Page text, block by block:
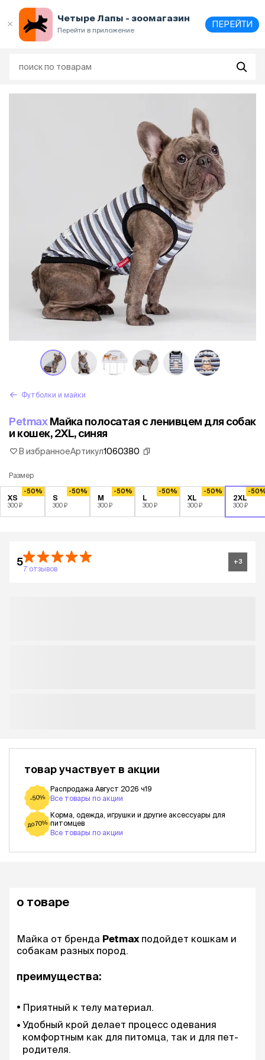
Четыре Лапы - зоомагазин
Перейти в приложение
ПЕРЕЙТИ
Футболки и майки
PetmaxМайка полосатая с ленивцем для собак
и кошек, 2XL, синяя
В избранноеАртикул1060380
Размер
XS
300 ₽
-50%
S
300 ₽
-50%
M
300 ₽
-50%
L
300 ₽
-50%
XL
300 ₽
-50%
2XL
300 ₽
-
5
7 отзывов
+3
товар участвует в акции
-50%
Распродажа Август 2026 ч19
Все товары по акции
до 70%
Корма, одежда, игрушки и другие аксессуары для
питомцев
Все товары по акции
о товаре
Майка от бренда Petmax подойдет кошкам и
собакам разных пород.
преимущества:
Приятный к телу материал.
Удобный крой делает процесс одевания
комфортным как для питомца, так и для пет-
родителя.